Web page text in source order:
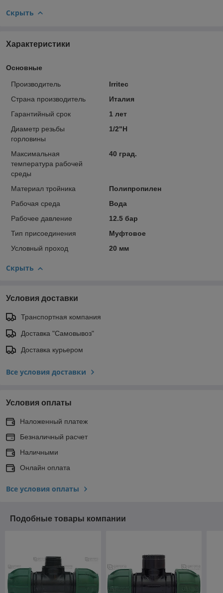
Скрыть
Характеристики
Основные
Производитель
Irritec
Страна производитель
Италия
Гарантийный срок
1 лет
Диаметр резьбы
горловины
1/2"Н
Максимальная
температура рабочей
среды
40 град.
Материал тройника
Полипропилен
Рабочая среда
Вода
Рабочее давление
12.5 бар
Тип присоединения
Муфтовое
Условный проход
20 мм
Скрыть
Условия доставки
Транспортная компания
Доставка "Самовывоз"
Доставка курьером
Все условия доставки
Условия оплаты
Наложенный платеж
Безналичный расчет
Наличными
Онлайн оплата
Все условия оплаты
Подобные товары компании